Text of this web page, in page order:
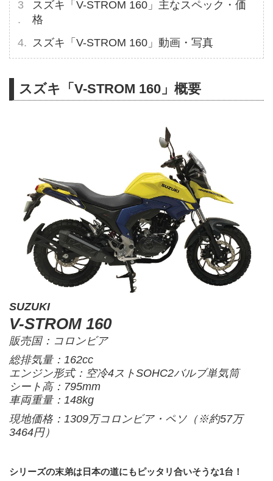
スズキ「V-STROM 160」主なスペック・価
格
スズキ「V-STROM 160」動画・写真
スズキ「V-STROM 160」概要
SUZUKI
V-STROM 160
販売国：コロンビア
総排気量：162cc
エンジン形式：空冷4ストSOHC2バルブ単気筒
シート高：795mm
車両重量：148kg
現地価格：1309万コロンビア・ペソ（※約57万
3464円）
シリーズの末弟は日本の道にもピッタリ合いそうな1台！